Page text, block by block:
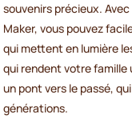
souvenirs précieux.
Maker, vous pouvez
qui mettent en lumière
qui rendent votre famille
un pont vers le passé,
générations.